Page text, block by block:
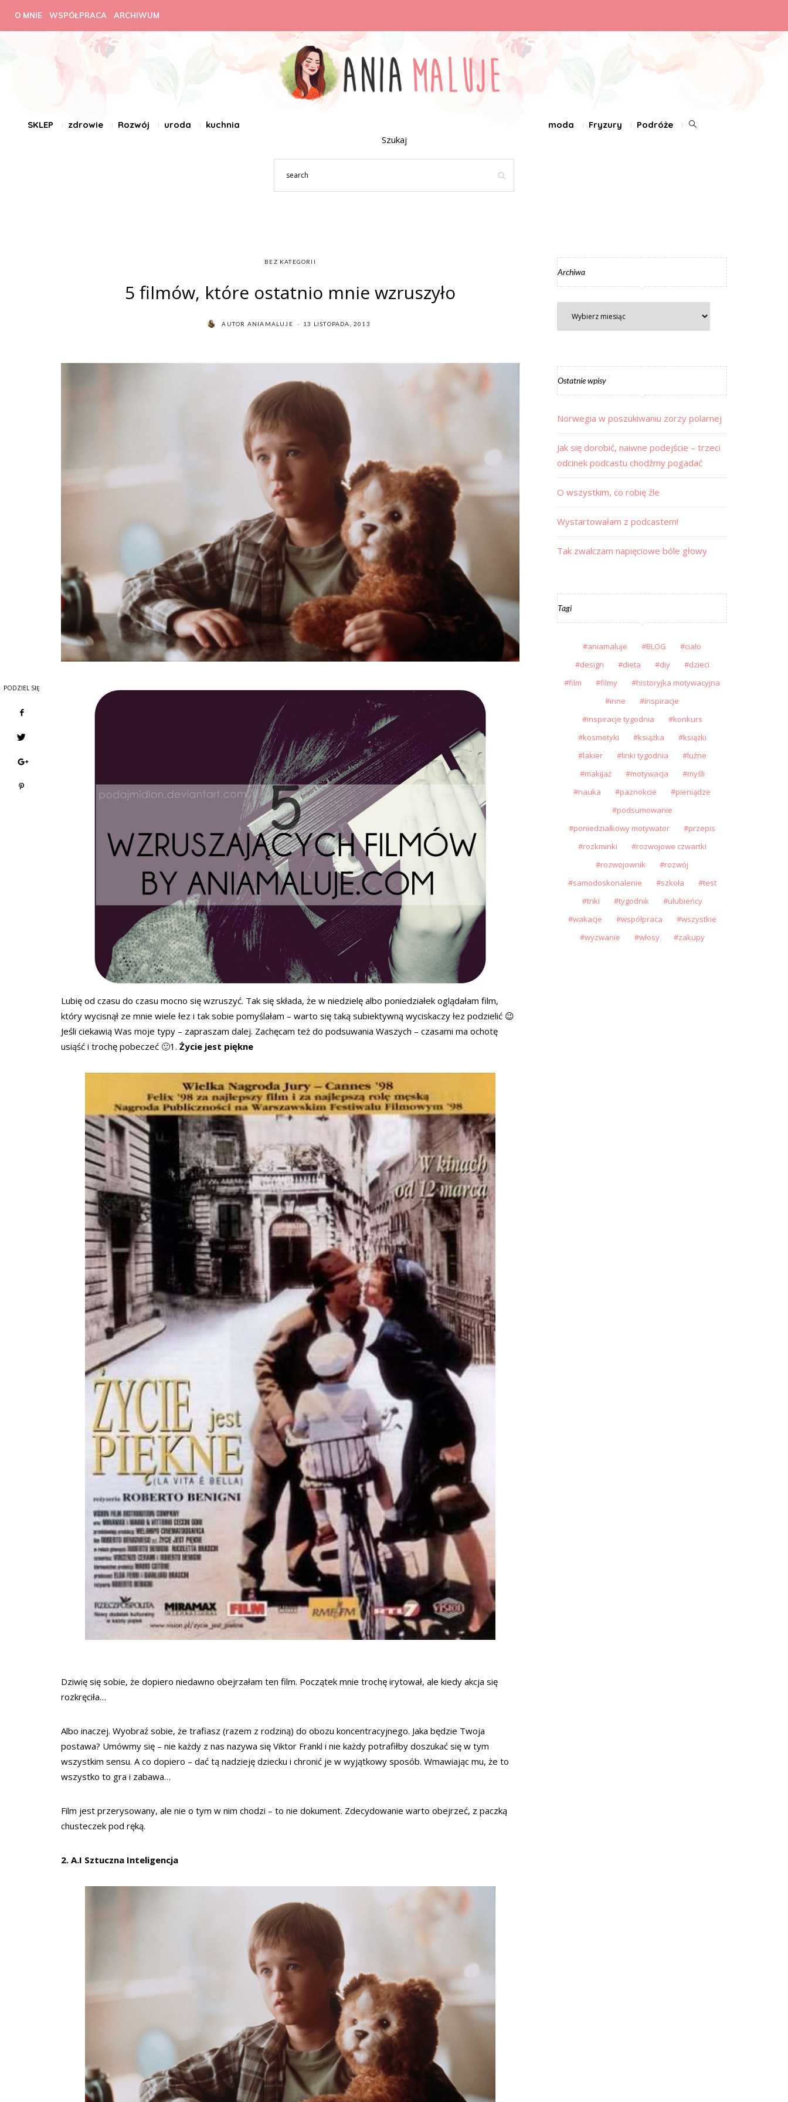
O MNIE WSPÓŁPRACA ARCHIWUM
SKLEP zdrowie Rozwój uroda kuchnia
Szukaj
moda Fryzury Podróże
BEZ KATEGORII
5 filmów, które ostatnio mnie wzruszyło
AUTOR ANIAMALUJE
POSTED
13 LISTOPADA, 2013
Lubię od czasu do czasu mocno się wzruszyć. Tak się składa, że w niedzielę albo poniedziałek oglądałam film,
który wycisnął ze mnie wiele łez i tak sobie pomyślałam – warto się taką subiektywną wyciskaczy łez podzielić 😉
Jeśli ciekawią Was moje typy – zapraszam dalej. Zachęcam też do podsuwania Waszych – czasami ma ochotę
usiąść i trochę pobeczeć 🙂1. Życie jest piękne
Dziwię się sobie, że dopiero niedawno obejrzałam ten film. Początek mnie trochę irytował, ale kiedy akcja się
rozkręciła…
Albo inaczej. Wyobraź sobie, że trafiasz (razem z rodziną) do obozu koncentracyjnego. Jaka będzie Twoja
postawa? Umówmy się – nie każdy z nas nazywa się Viktor Frankl i nie każdy potrafiłby doszukać się w tym
wszystkim sensu. A co dopiero – dać tą nadzieję dziecku i chronić je w wyjątkowy sposób. Wmawiając mu, że to
wszystko to gra i zabawa…
Film jest przerysowany, ale nie o tym w nim chodzi – to nie dokument. Zdecydowanie warto obejrzeć, z paczką
chusteczek pod ręką.
2. A.I Sztuczna Inteligencja
PODZIEL SIĘ
Archiwa
Ostatnie wpisy
Norwegia w poszukiwaniu zorzy polarnej
Jak się dorobić, naiwne podejście – trzeci
odcinek podcastu chodźmy pogadać
O wszystkim, co robię źle
Wystartowałam z podcastem!
Tak zwalczam napięciowe bóle głowy
Tagi
aniamaluje BLOG
ciało
design
dieta diy
dzieci
film
filmy
historyjka motywacyjna
inne
inspiracje
inspiracje tygodnia
konkurs
kosmetyki
książka
książki
lakier
linki tygodnia
luźne
makijaż
motywacja
myśli
nauka
paznokcie
pieniądze
podsumowanie
poniedziałkowy motywator
przepis
rozkminki
rozwojowe czwartki
rozwojownik
rozwój
samodoskonalenie
szkoła
test
triki
tygodnik
ulubieńcy
wakacje
współpraca
wszystkie
wyzwanie
włosy zakupy